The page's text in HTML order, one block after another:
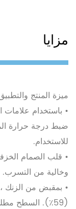
مزايا
ميزة المنتج
• باستخدام علامات
ضبط درجة حرارة
للاستخدام.
• قلب الصمام
وخالية من التسرب.
• بمقبض من الزنك
(59٪). السطح